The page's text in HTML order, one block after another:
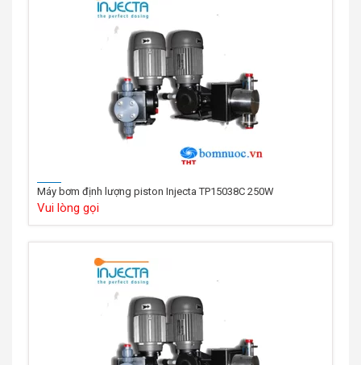
Máy bơm định lượng piston Injecta TP15038C 250W
Vui lòng gọi